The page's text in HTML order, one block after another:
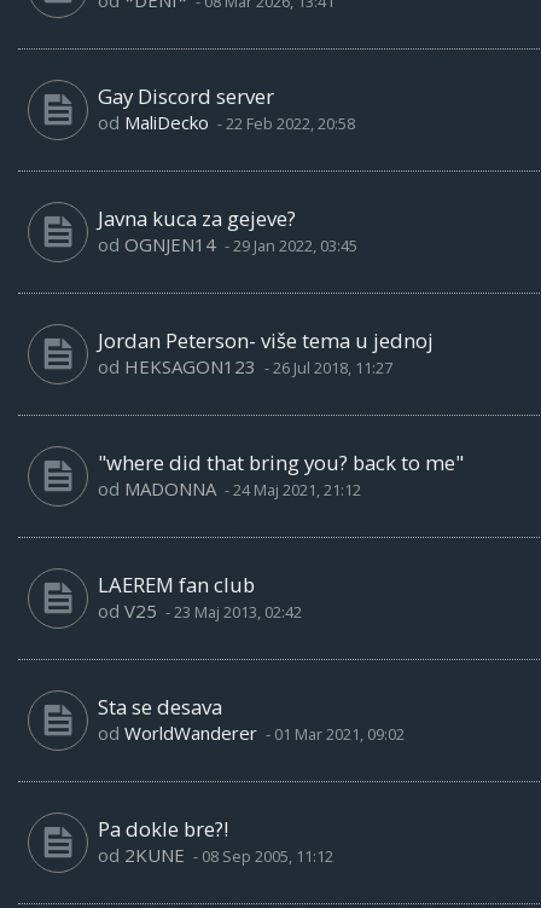
Gay Discord server
od MaliDecko -22 Feb 2022, 20:58
Javna kuca za gejeve?
od OGNJEN14 -29 Jan 2022, 03:45
Jordan Peterson- više tema u jednoj
od HEKSAGON123 -26 Jul 2018, 11:27
"where did that bring you? back to me"
od MADONNA -24 Maj 2021, 21:12
LAEREM fan club
od V25 -23 Maj 2013, 02:42
Sta se desava
od WorldWanderer - 01 Mar 2021, 09:02
Pa dokle bre?!
od 2KUNE - 08 Sep 2005, 11:12